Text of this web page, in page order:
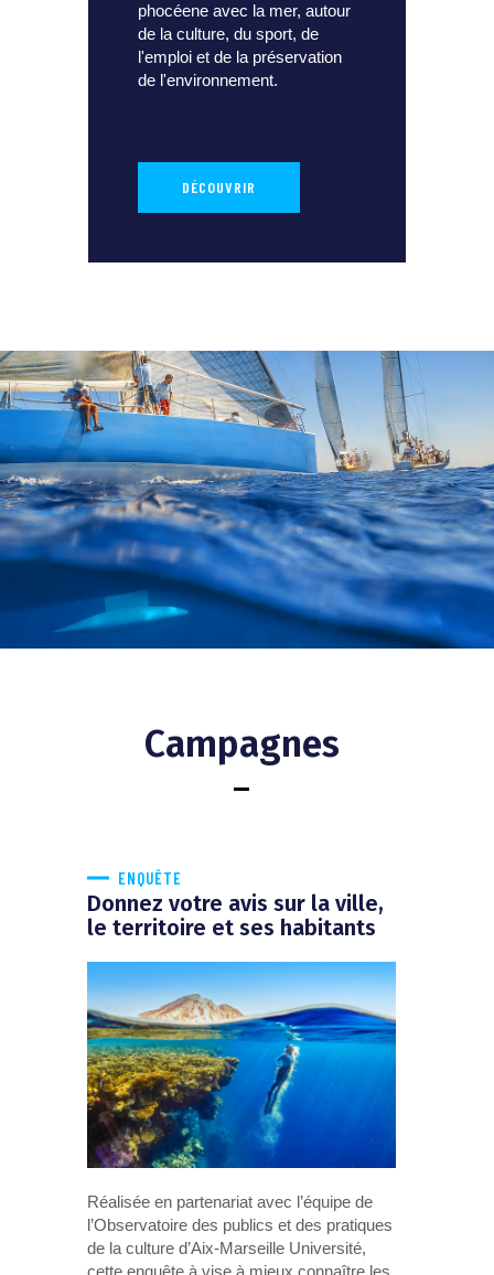
phocéene avec la mer, autour
de la culture, du sport, de
l'emploi et de la préservation
de l'environnement.
DÉCOUVRIR
Campagnes
ENQUÊTE
Donnez votre avis sur la ville,
le territoire et ses habitants
Réalisée en partenariat avec l’équipe de
l’Observatoire des publics et des pratiques
de la culture d’Aix-Marseille Université,
cette enquête à vise à mieux connaître les